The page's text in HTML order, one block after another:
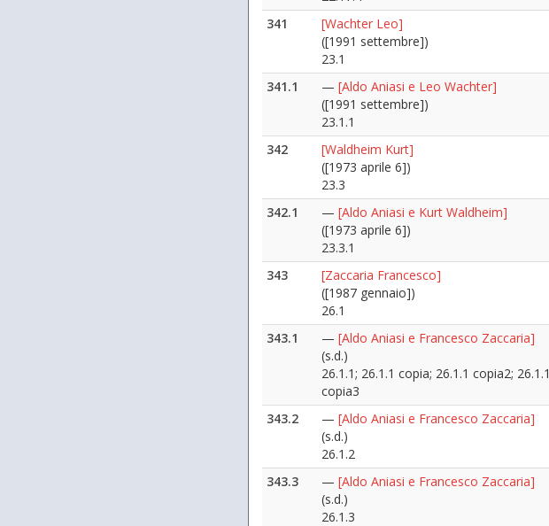
341
[Wachter Leo]
([1991 settembre])
23.1
341.1
— [Aldo Aniasi e Leo Wachter]
([1991 settembre])
23.1.1
342
[Waldheim Kurt]
([1973 aprile 6])
23.3
342.1
— [Aldo Aniasi e Kurt Waldheim]
([1973 aprile 6])
23.3.1
343
[Zaccaria Francesco]
([1987 gennaio])
26.1
343.1
— [Aldo Aniasi e Francesco Zaccaria]
(s.d.)
26.1.1; 26.1.1 copia; 26.1.1 copia2; 26.1.1
copia3
343.2
— [Aldo Aniasi e Francesco Zaccaria]
(s.d.)
26.1.2
343.3
— [Aldo Aniasi e Francesco Zaccaria]
(s.d.)
26.1.3